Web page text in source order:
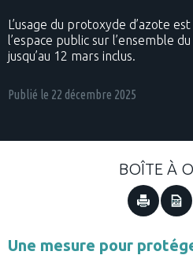
L’usage du protoxyde d’azote
l’espace public sur l’ensemble
jusqu’au 12 mars inclus.
Publié le 22 décembre 2025
BOÎTE À
Une mesure pour